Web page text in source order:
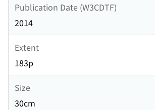
Publication Date (W3CDTF)
2014
Extent
183p
Size
30cm